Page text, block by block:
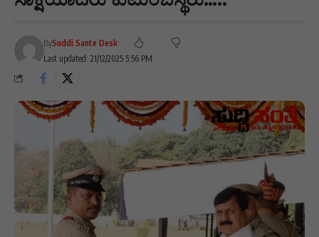
Last updated: 21/12/2025 5:56 PM
BySuddi Sante Desk